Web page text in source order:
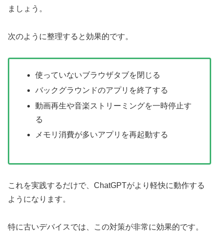
ましょう。
次のように整理すると効果的です。
使っていないブラウザタブを閉じる
バックグラウンドのアプリを終了する
動画再生や音楽ストリーミングを一時停止す
る
メモリ消費が多いアプリを再起動する
これを実践するだけで、ChatGPTがより軽快に動作する
ようになります。
特に古いデバイスでは、この対策が非常に効果的です。